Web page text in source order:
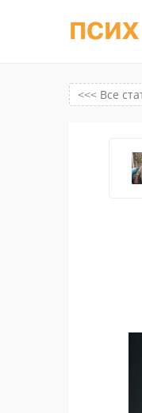
<<< Все